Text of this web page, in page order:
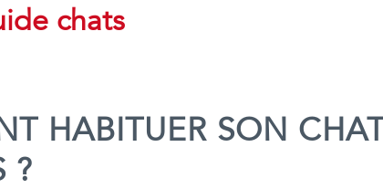
chats
HABITUER SON
?